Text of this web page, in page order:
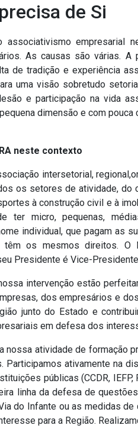
de Si
associativismo empresarial
As causas são várias.
de tradição e experiência
uma visão sobretudo
e participação na vida
dimensão e com pouca
neste contexto
intersetorial,
os setores de atividade, do
à construção civil e à
ter micro, pequenas,
individual, que pagam as
têm os mesmos direitos. O
Presidente é Vice-
intervenção estão
dos empresários e
junto do Estado e
em defesa dos
nossa atividade de formação
Participamos ativamente na
públicas (CCDR, IEFP,
linha da defesa de
do Infante ou as medidas
para a Região.